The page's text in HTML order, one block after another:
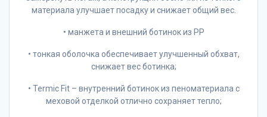
материала улучшает посадку и снижает общий вес.
• манжета и внешний ботинок из PP
• тонкая оболочка обеспечивает улучшенный обхват,
снижает вес ботинка;
• Termic Fit – внутренний ботинок из пеноматериала с
меховой отделкой отлично сохраняет тепло;